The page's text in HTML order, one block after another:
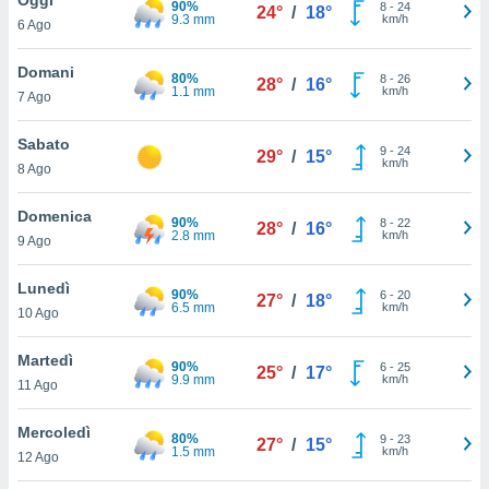
è
al sito
di
ci
di
il
un
la
nella
6 Ago
90%
9.3 mm
24° / 18° 8- 24
km/h
Domani
7 Ago
80%
1.1 mm
28° / 16° 8- 26
km/h
Sabato
8 Ago
29° / 15° 9- 24
km/h
Domenica
9 Ago
90%
2.8 mm
28° / 16° 8- 22
km/h
Lunedì
10 Ago
90%
6.5 mm
27° / 18° 6- 20
km/h
Martedì
11 Ago
90%
9.9 mm
25° / 17° 6- 25
km/h
Mercoledì
12 Ago
80%
1.5 mm
27° / 15° 9- 23
km/h